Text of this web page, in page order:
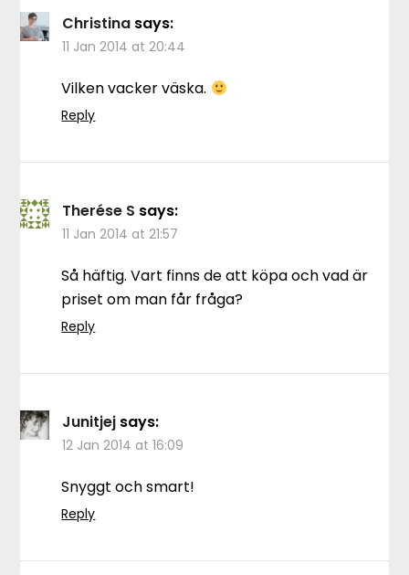
Christina says:
11 Jan 2014 at 20:44
Vilken vacker väska.
Reply
Therése S says:
11 Jan 2014 at 21:57
Så häftig. Vart finns de att köpa och vad är
priset om man får fråga?
Reply
Junitjej says:
12 Jan 2014 at 16:09
Snyggt och smart!
Reply